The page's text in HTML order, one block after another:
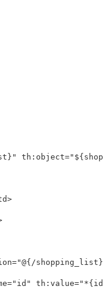
th:object=
"@{/shopping_list}"
"id" th:value=